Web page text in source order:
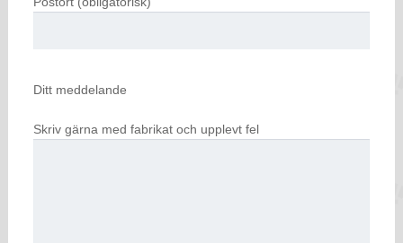
Ditt meddelande
Skriv gärna med fabrikat och upplevt fel